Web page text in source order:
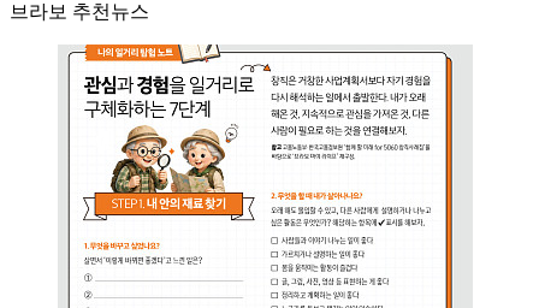
브라보 추천뉴스